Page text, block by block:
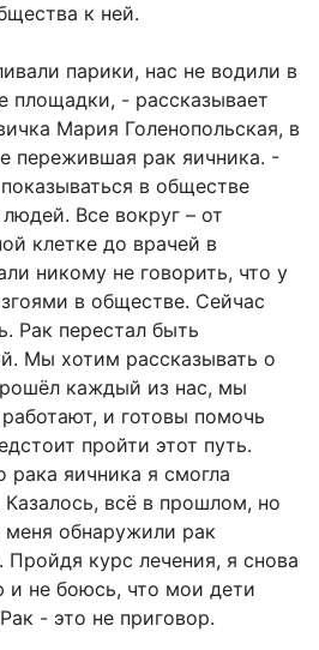
к ней.
парики, нас не водили в
площадки, - рассказывает
Мария Голенопольская, в
пережившая рак яичника. -
в обществе
Все вокруг – от
клетке до врачей в
никому не говорить, что у
в обществе. Сейчас
Рак перестал быть
Мы хотим рассказывать о
каждый из нас, мы
и готовы помочь
пройти этот путь.
рака яичника я смогла
всё в прошлом, но
меня обнаружили рак
курс лечения, я снова
не боюсь, что мои дети
- это не приговор.